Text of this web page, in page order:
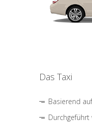
Das Taxi
Basierend
Durchgeführt